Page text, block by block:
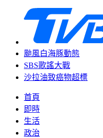
颱風白海豚動態
SBS歌謠大戰
沙拉油致癌物超標
首頁
即時
生活
政治